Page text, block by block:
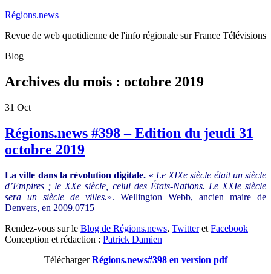
Régions.news
Revue de web quotidienne de l'info régionale sur France Télévisions
Blog
Archives du mois : octobre 2019
31 Oct
Régions.news #398 – Edition du jeudi 31
octobre 2019
La ville dans la révolution digitale. « Le XIXe siècle était un siècle
d’Empires ; le XXe siècle, celui des États-Nations. Le XXIe siècle
sera un siècle de villes.». Wellington Webb, ancien maire de
Denvers, en 2009.0715
Rendez-vous sur le Blog de Régions.news, Twitteret Facebook
Conception et rédaction : Patrick Damien
TéléchargerRégions.news#398 en version pdf